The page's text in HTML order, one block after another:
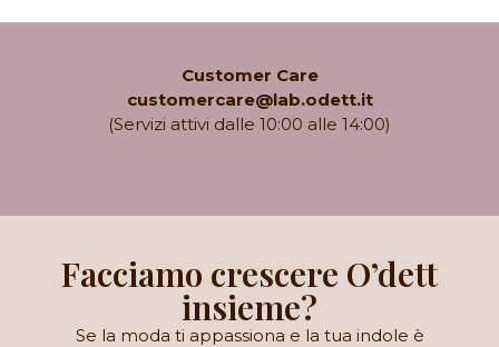
Customer Care
customercare@lab.odett.it
(Servizi attivi dalle 10:00 alle 14:00)
Facciamo crescere O’dett
insieme?
Se la moda ti appassiona e la tua indole è